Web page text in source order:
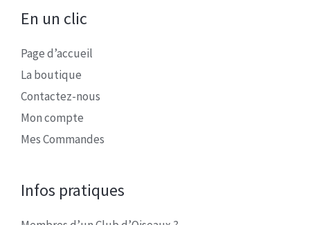
En un clic
Page d’accueil
La boutique
Contactez-nous
Mon compte
Mes Commandes
Infos pratiques